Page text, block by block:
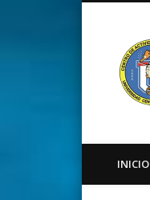
Youtube
INICIO